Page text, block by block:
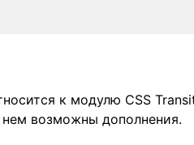
к модулю CSS
нем возможны дополнения.